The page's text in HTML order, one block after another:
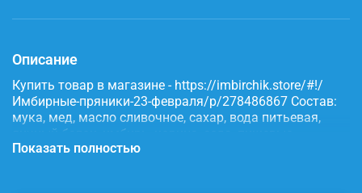
Описание
Купить товар в магазине - https://imbirchik.store/#!/
Имбирные-пряники-23-февраля/p/278486867 Состав:
мука, мед, масло сливочное, сахар, вода питьевая,
яичный белок, имбирь, корица, сода, пищевые
красители.
Показать полностью